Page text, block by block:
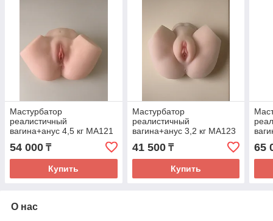
Мастурбатор
реалистичный
вагина+анус 4,5 кг MA121
54 000 ₸
Купить
Мастурбатор
реалистичный
вагина+анус 3,2 кг MA123
41 500₸
Купить
65
О нас